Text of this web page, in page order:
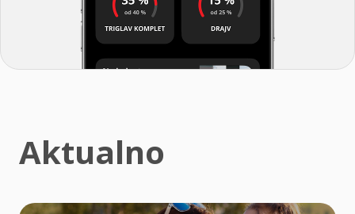
Aktualno